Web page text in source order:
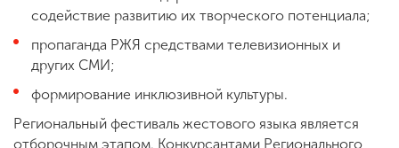
содействие развитию их творческого потенциала;
пропаганда РЖЯ средствами телевизионных и
других СМИ;
формирование инклюзивной культуры.
Региональный фестиваль жестового языка является
отборочным этапом. Конкурсантами Регионального